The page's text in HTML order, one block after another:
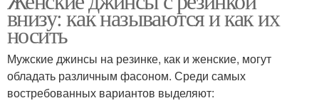
внизу: как называются и как их
носить
Мужские джинсы на резинке, как и женские, могут
обладать различным фасоном. Среди самых
востребованных вариантов выделяют: